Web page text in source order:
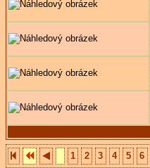
1 2 3 4 5 6